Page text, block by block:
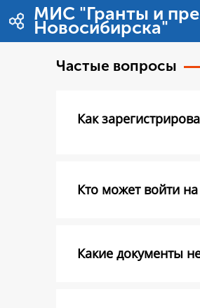
Zum Inhalt wechseln
МИС "Гранты и
Новосибирска"
Частые вопросы
Как
Кто может войти
Какие документы